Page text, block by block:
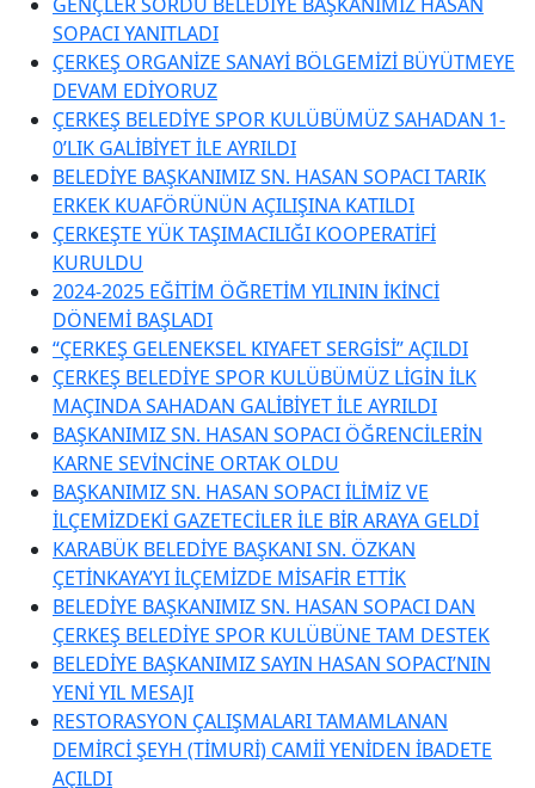
SOPACI YANITLADI
ÇERKEŞ ORGANİZE SANAYİ BÖLGEMİZİ BÜYÜTMEYE
DEVAM EDİYORUZ
ÇERKEŞ BELEDİYE SPOR KULÜBÜMÜZ SAHADAN 1-
0’LIK GALİBİYET İLE AYRILDI
BELEDİYE BAŞKANIMIZ SN. HASAN SOPACI TARIK
ERKEK KUAFÖRÜNÜN AÇILIŞINA KATILDI
ÇERKEŞTE YÜK TAŞIMACILIĞI KOOPERATİFİ
KURULDU
2024-2025 EĞİTİM ÖĞRETİM YILININ İKİNCİ
DÖNEMİ BAŞLADI
“ÇERKEŞ GELENEKSEL KIYAFET SERGİSİ” AÇILDI
ÇERKEŞ BELEDİYE SPOR KULÜBÜMÜZ LİGİN İLK
MAÇINDA SAHADAN GALİBİYET İLE AYRILDI
BAŞKANIMIZ SN. HASAN SOPACI ÖĞRENCİLERİN
KARNE SEVİNCİNE ORTAK OLDU
BAŞKANIMIZ SN. HASAN SOPACI İLİMİZ VE
İLÇEMİZDEKİ GAZETECİLER İLE BİR ARAYA GELDİ
KARABÜK BELEDİYE BAŞKANI SN. ÖZKAN
ÇETİNKAYA’YI İLÇEMİZDE MİSAFİR ETTİK
BELEDİYE BAŞKANIMIZ SN. HASAN SOPACI DAN
ÇERKEŞ BELEDİYE SPOR KULÜBÜNE TAM DESTEK
BELEDİYE BAŞKANIMIZ SAYIN HASAN SOPACI’NIN
YENİ YIL MESAJI
RESTORASYON ÇALIŞMALARI TAMAMLANAN
DEMİRCİ ŞEYH (TİMURİ) CAMİİ YENİDEN İBADETE
AÇILDI